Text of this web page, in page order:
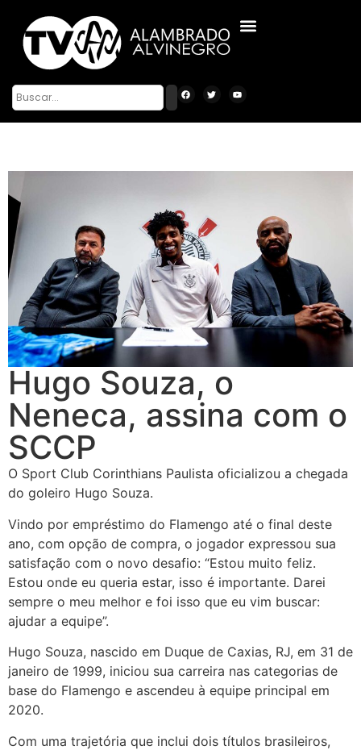
Hugo Souza, o
Neneca, assina com o
SCCP
O Sport Club Corinthians Paulista oficializou a chegada
do goleiro Hugo Souza.
Vindo por empréstimo do Flamengo até o final deste
ano, com opção de compra, o jogador expressou sua
satisfação com o novo desafio: “Estou muito feliz.
Estou onde eu queria estar, isso é importante. Darei
sempre o meu melhor e foi isso que eu vim buscar:
ajudar a equipe”.
Hugo Souza, nascido em Duque de Caxias, RJ, em 31 de
janeiro de 1999, iniciou sua carreira nas categorias de
base do Flamengo e ascendeu à equipe principal em
2020.
Com uma trajetória que inclui dois títulos brasileiros,